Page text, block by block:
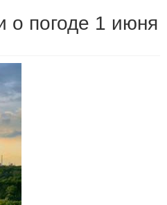
о погоде 1 июня